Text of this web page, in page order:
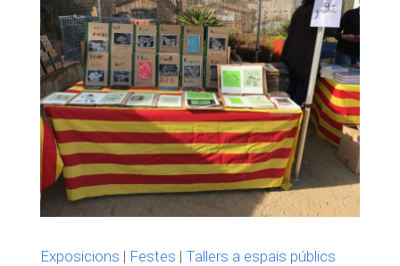
Exposicions | Festes | Tallers a espais públics